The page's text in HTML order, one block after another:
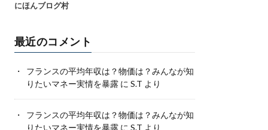
にほんブログ村
最近のコメント
フランスの平均年収は？物価は？みんなが知
りたいマネー実情を暴露に S.T より
フランスの平均年収は？物価は？みんなが知
りたいマネー実情を暴露に S.T より